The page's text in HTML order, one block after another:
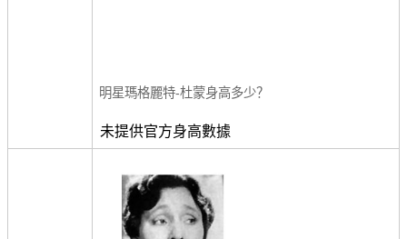
明星瑪格麗特-杜蒙身高多少？
未提供官方身高數據